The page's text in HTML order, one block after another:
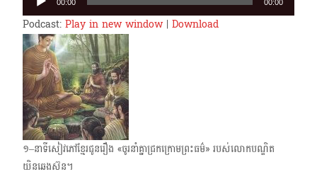
Player
00:00 00:00
Podcast: Play in new window| Download
១–នាទីសៀវភៅខ្មែរ​ជូនរឿង «ចូរនាំគ្នាជ្រកក្រោមព្រះធម៌» របស់លោកបណ្ឌិត​
យិនឆេងស៊ន។